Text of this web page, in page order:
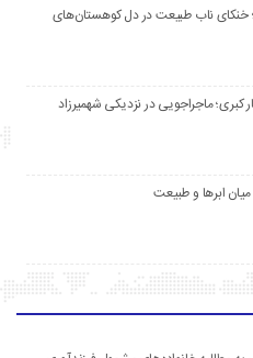
خنکای ناب طبیعت در دل کوهستان‌های
کبری؛ ماجراجویی در نزدیکی شهمیرزاد
میان ابرها و طبیعت